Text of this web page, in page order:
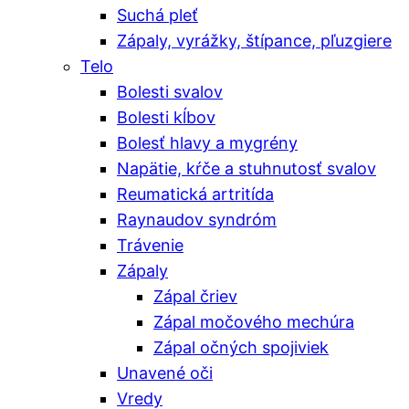
Suchá pleť
Zápaly, vyrážky, štípance, pľuzgiere
Telo
Bolesti svalov
Bolesti kĺbov
Bolesť hlavy a mygrény
Napätie, kŕče a stuhnutosť svalov
Reumatická artritída
Raynaudov syndróm
Trávenie
Zápaly
Zápal čriev
Zápal močového mechúra
Zápal očných spojiviek
Unavené oči
Vredy